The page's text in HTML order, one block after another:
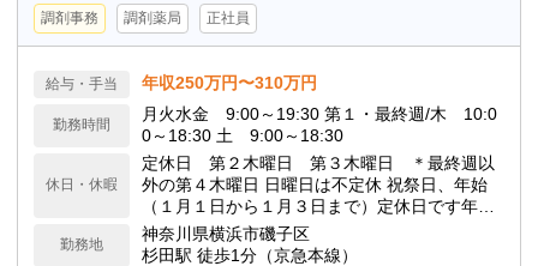
調剤事務 調剤薬局 正社員
給与・手当 年収250万円〜310万円
勤務時間
月火水金 9:00～19:30 第１・最終週/木 10:0
0～18:30 土 9:00～18:30
休日・休暇
定休日 第２木曜日 第３木曜日 ＊最終週以
外の第４木曜日 日曜日は不定休 祝祭日、年始
（１月１日から１月３日まで）定休日です年末
は３１日まで営業します
勤務地
神奈川県横浜市磯子区
杉田駅 徒歩1分（京急本線）